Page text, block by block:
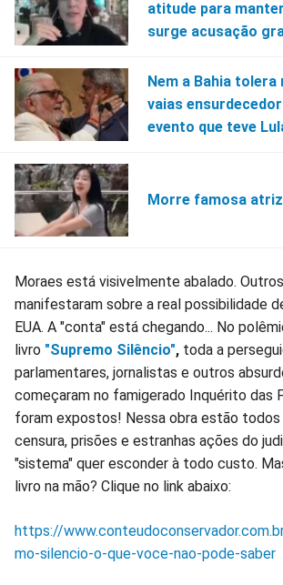
atitude para
surge acusação
Nem a Bahia tolera
vaias
evento que teve
Morre famosa
Moraes está visivelmente abalado.
manifestaram sobre a real possibilidade
EUA. A "conta" está chegando... No
livro "Supremo Silêncio", toda a
parlamentares, jornalistas e outros
começaram no famigerado Inquérito das
foram expostos! Nessa obra estão
censura, prisões e estranhas ações do
"sistema" quer esconder à todo custo.
livro na mão? Clique no link abaixo:
https://
mo-silencio-o-que-voce-nao-pode-saber